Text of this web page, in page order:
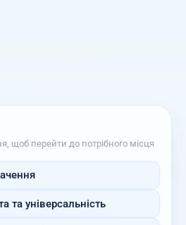
щоб перейти до потрібного місця
та універсальність